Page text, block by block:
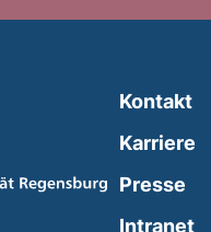
Kontakt
Karriere
Presse
Intranet